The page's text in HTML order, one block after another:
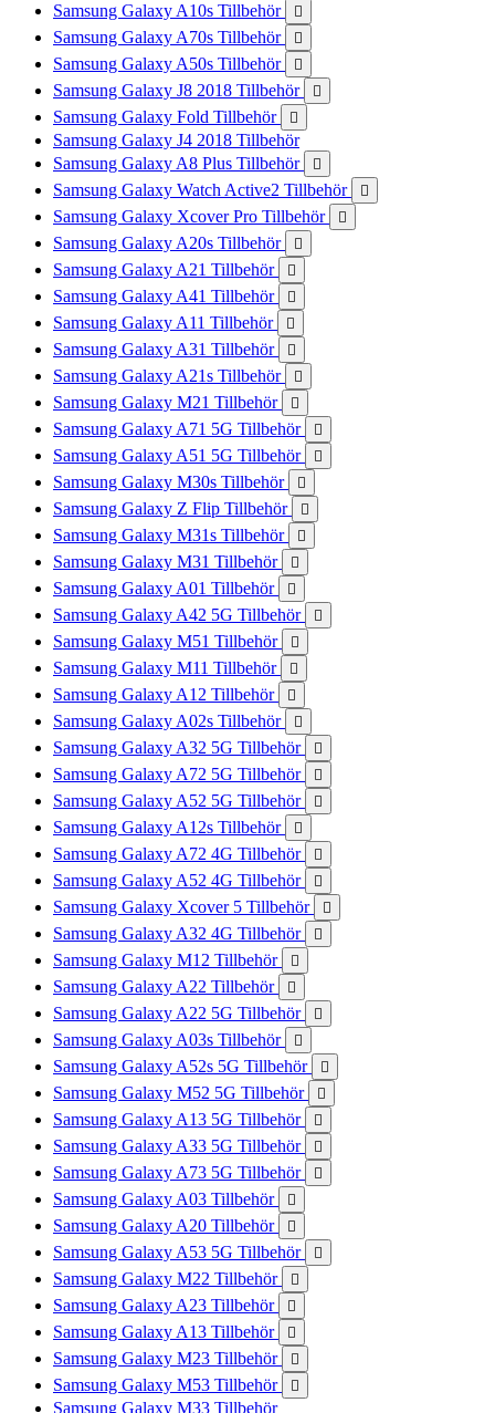
Samsung Galaxy A10s Tillbehör 
Samsung Galaxy A70s Tillbehör 
Samsung Galaxy A50s Tillbehör 
Samsung Galaxy J8 2018 Tillbehör 
Samsung Galaxy Fold Tillbehör 
Samsung Galaxy J4 2018 Tillbehör
Samsung Galaxy A8 Plus Tillbehör

Samsung Galaxy Watch Active2 Tillbehör 
Samsung Galaxy Xcover Pro Tillbehör 
Samsung Galaxy A20s Tillbehör 
Samsung Galaxy A21 Tillbehör 
Samsung Galaxy A41 Tillbehör 
Samsung Galaxy A11 Tillbehör 
Samsung Galaxy A31 Tillbehör 
Samsung Galaxy A21s Tillbehör 
Samsung Galaxy M21 Tillbehör 
Samsung Galaxy A71 5G Tillbehör 
Samsung Galaxy A51 5G Tillbehör 
Samsung Galaxy M30s Tillbehör 
Samsung Galaxy Z Flip Tillbehör 
Samsung Galaxy M31s Tillbehör 
Samsung Galaxy M31 Tillbehör 
Samsung Galaxy A01 Tillbehör 
Samsung Galaxy A42 5G Tillbehör 
Samsung Galaxy M51 Tillbehör 
Samsung Galaxy M11 Tillbehör 
Samsung Galaxy A12 Tillbehör 
Samsung Galaxy A02s Tillbehör 
Samsung Galaxy A32 5G Tillbehör 
Samsung Galaxy A72 5G Tillbehör 
Samsung Galaxy A52 5G Tillbehör 
Samsung Galaxy A12s Tillbehör 
Samsung Galaxy A72 4G Tillbehör 
Samsung Galaxy A52 4G Tillbehör 
Samsung Galaxy Xcover 5 Tillbehör 
Samsung Galaxy A32 4G Tillbehör 
Samsung Galaxy M12 Tillbehör 
Samsung Galaxy A22 Tillbehör 
Samsung Galaxy A22 5G Tillbehör 
Samsung Galaxy A03s Tillbehör 
Samsung Galaxy A52s 5G Tillbehör 
Samsung Galaxy M52 5G Tillbehör 
Samsung Galaxy A13 5G Tillbehör 
Samsung Galaxy A33 5G Tillbehör 
Samsung Galaxy A73 5G Tillbehör 
Samsung Galaxy A03 Tillbehör 
Samsung Galaxy A20 Tillbehör 
Samsung Galaxy A53 5G Tillbehör 
Samsung Galaxy M22 Tillbehör 
Samsung Galaxy A23 Tillbehör 
Samsung Galaxy A13 Tillbehör 
Samsung Galaxy M23 Tillbehör 
Samsung Galaxy M53 Tillbehör 
Samsung Galaxy M33 Tillbehör